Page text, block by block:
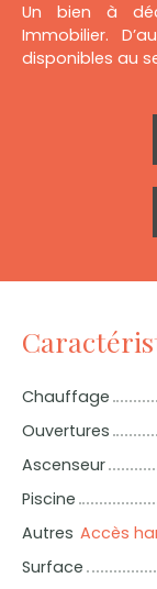
Un bien à
Immobilier.
disponibles au
Chauffage
Ouvertures
Ascenseur
Piscine
Autres
Surface